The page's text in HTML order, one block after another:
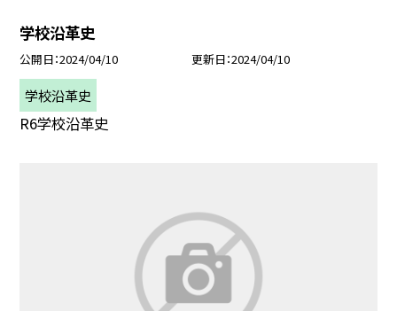
学校沿革史
公開日 2024/04/10 更新日 2024/04/10
学校沿革史
R6学校沿革史